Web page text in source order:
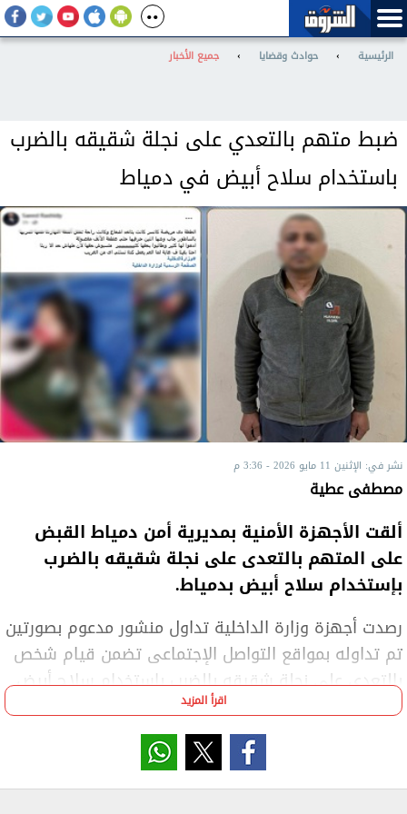
الرئيسية › حوادث وقضايا › جميع الأخبار
ضبط متهم بالتعدي على نجلة شقيقه بالضرب
باستخدام سلاح أبيض في دمياط
نشر في: الإثنين 11 مايو 2026 - 3:36 م
مصطفى عطية
ألقت الأجهزة الأمنية بمديرية أمن دمياط القبض
على المتهم بالتعدى على نجلة شقيقه بالضرب
بإستخدام سلاح أبيض بدمياط.
رصدت أجهزة وزارة الداخلية تداول منشور مدعوم بصورتين
تم تداوله بمواقع التواصل الإجتماعى تضمن قيام شخص
بالتعدى على نجلة شقيقه بالضرب بإستخدام سلاح أبيض
وإحداث إصابتها بدمياط.
بالفحص تبين أنه بتاريخ 6 مايو الجارى تبلغ لمركز شرطة
كفر سعد بحدوث مشاجرة بين طرف أول (عامل – برفقته
اقرأ المزيد